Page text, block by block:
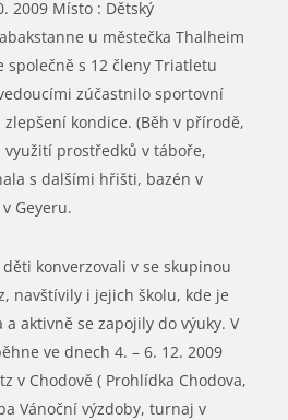
2009 Místo : Dětský
u městečka Thalheim
společně s 12 členy Triatletu
zúčastnilo sportovní
kondice. (Běh v přírodě,
prostředků v táboře,
s dalšími hřišti, bazén v
Geyeru.
konverzovali v se skupinou
navštívily i jejich školu, kde je
aktivně se zapojily do výuky. V
ve dnech 4. – 6. 12. 2009
v Chodově ( Prohlídka Chodova,
Vánoční výzdoby, turnaj v